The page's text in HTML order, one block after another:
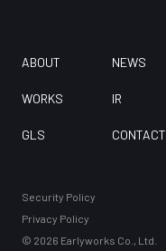
ABOUT
WORKS
GLS
NEWS
IR
CONTACT
Security Policy
Privacy Policy
© 2026 Earlyworks Co., Ltd.